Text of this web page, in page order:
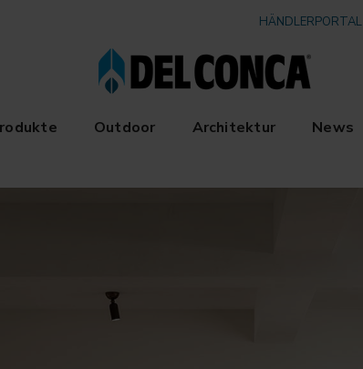
HÄNDLERPORTAL
Outdoor Architektur News